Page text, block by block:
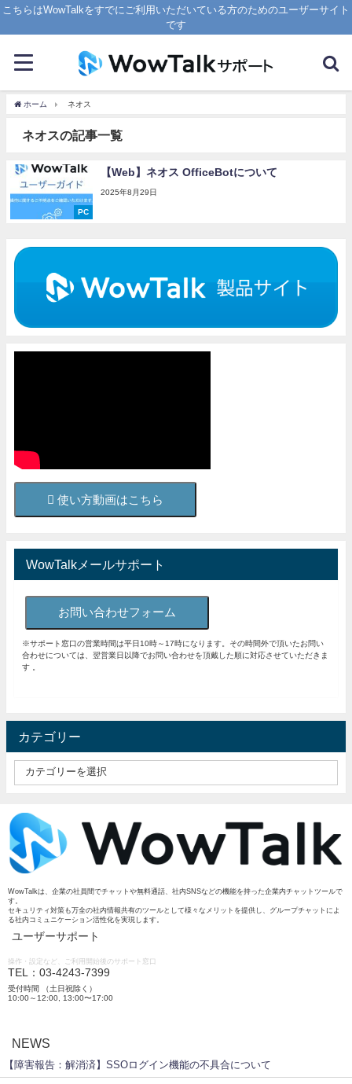
こちらはWowTalkをすでにご利用いただいている方のためのユーザーサイト
です
ホーム ネオス
ネオスの記事一覧
PC
【Web】ネオス OfficeBotについて
2025年8月29日
使い方動画はこちら
WowTalkメールサポート
お問い合わせフォーム
※サポート窓口の営業時間は平日10時～17時になります。その時間外で頂いたお問い
合わせについては、翌営業日以降でお問い合わせを頂戴した順に対応させていただきま
す 。
カテゴリー
WowTalkは、企業の社員間でチャットや無料通話、社内SNSなどの機能を持った企業内チャットツールで
す。
セキュリティ対策も万全の社内情報共有のツールとして様々なメリットを提供し、グループチャットによ
る社内コミュニケーション活性化を実現します。
ユーザーサポート
操作・設定など、ご利用開始後のサポート窓口
TEL：03-4243-7399
受付時間 （土日祝除く）
10:00～12:00, 13:00〜17:00
NEWS
【障害報告：解消済】SSOログイン機能の不具合について